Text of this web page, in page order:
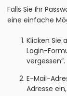
Falls Sie Ihr
eine einfache
Klicken Sie
Login-
vergessen“.
E-Mail-
Adresse